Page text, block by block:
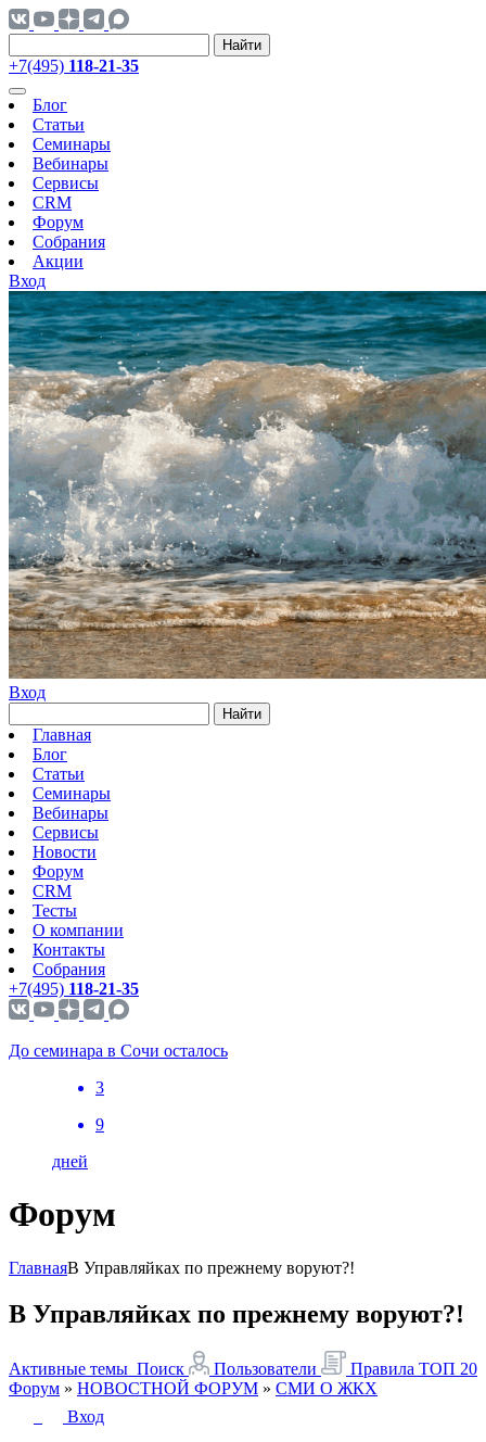
Найти
+7(495) 118-21-35
Блог
Статьи
Семинары
Вебинары
Сервисы
CRM
Форум
Собрания
Акции
Вход
Вход
Найти
Главная
Блог
Статьи
Семинары
Вебинары
Сервисы
Новости
Форум
CRM
Тесты
О компании
Контакты
Собрания
+7(495) 118-21-35
До семинара в Сочи осталось
3
9
дней
Форум
ГлавнаяВ Управляйках по прежнему воруют?!
В Управляйках по прежнему воруют?!
Активные темы Поиск Пользователи Правила ТОП 20
Форум » НОВОСТНОЙ ФОРУМ » СМИ О ЖКХ
Вход